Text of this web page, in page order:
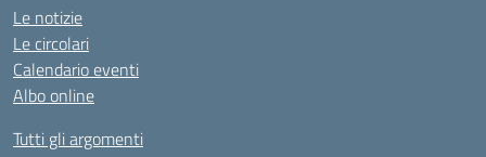
Le notizie
Le circolari
Calendario eventi
Albo online
Tutti gli argomenti